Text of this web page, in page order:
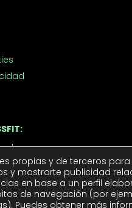
DESCUENTOS:
propias y de terceros
y mostrarte publicidad
en base a un perfil
de navegación (por
Puedes obtener más